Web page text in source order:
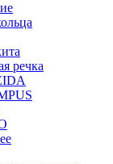
речка